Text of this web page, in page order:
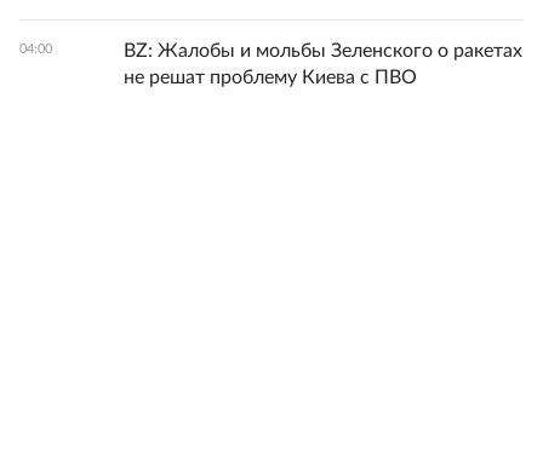
04:00
BZ: Жалобы и мольбы Зеленского о ракетах
не решат проблему Киева с ПВО